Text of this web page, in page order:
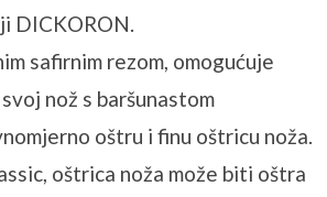
DICKORON.
safirnim rezom, omogućuje
nož s baršunastom
oštru i finu oštricu noža.
oštrica noža može biti oštra